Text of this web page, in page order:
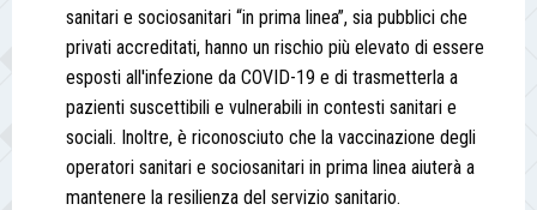
sanitari e sociosanitari “in prima linea”, sia pubblici che
privati accreditati, hanno un rischio più elevato di essere
esposti all'infezione da COVID-19 e di trasmetterla a
pazienti suscettibili e vulnerabili in contesti sanitari e
sociali. Inoltre, è riconosciuto che la vaccinazione degli
operatori sanitari e sociosanitari in prima linea aiuterà a
mantenere la resilienza del servizio sanitario.